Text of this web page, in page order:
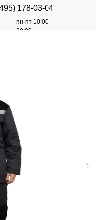
пн-пт 10:00 -
20:00
178-03-04